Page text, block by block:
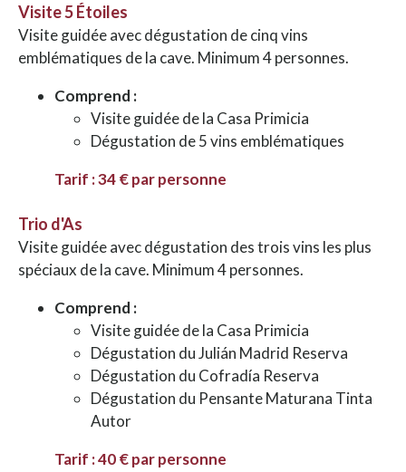
Visite 5 Étoiles
Visite guidée avec dégustation de cinq vins
emblématiques de la cave. Minimum 4 personnes.
Comprend :
Visite guidée de la Casa Primicia
Dégustation de 5 vins emblématiques
Tarif : 34 € par personne
Trio d'As
Visite guidée avec dégustation des trois vins les plus
spéciaux de la cave. Minimum 4 personnes.
Comprend :
Visite guidée de la Casa Primicia
Dégustation du Julián Madrid Reserva
Dégustation du Cofradía Reserva
Dégustation du Pensante Maturana Tinta
Autor
Tarif : 40 € par personne